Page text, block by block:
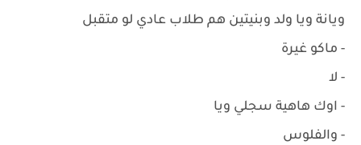
ويانة ويا ولد وبنيتين هم طلاب عادي لو متقبل
- ماكو غيرة
- لا
- اوك هاهية سجلي ويا
- والفلوس